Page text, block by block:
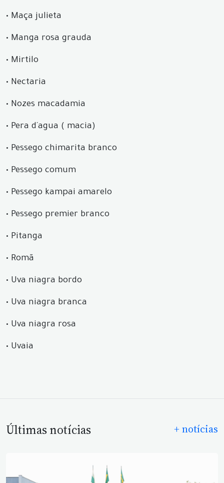
• Maça julieta
• Manga rosa grauda
• Mirtilo
• Nectaria
• Nozes macadamia
• Pera d´agua ( macia)
• Pessego chimarita branco
• Pessego comum
• Pessego kampai amarelo
• Pessego premier branco
• Pitanga
• Romã
• Uva niagra bordo
• Uva niagra branca
• Uva niagra rosa
• Uvaia
Últimas notícias + notícias